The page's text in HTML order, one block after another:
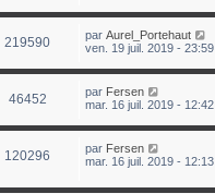
219590 par Aurel_Portehaut
ven. 19 juil. 2019 - 23:59
46452 par Fersen
mar. 16 juil. 2019 - 12:42
120296 par Fersen
mar. 16 juil. 2019 - 12:13